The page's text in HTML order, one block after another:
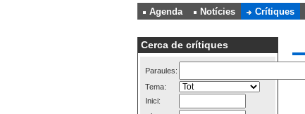
Agenda
Notícies Crítiques
Cerca de crítiques
Paraules:
Tema:
Inici: